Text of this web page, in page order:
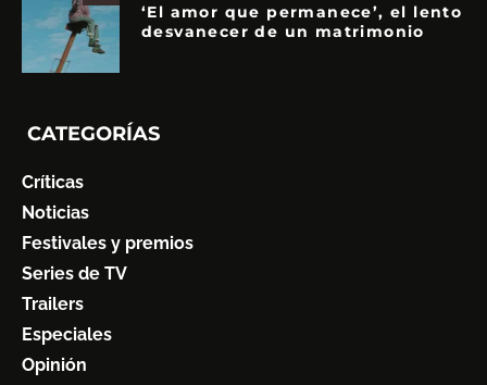
‘El amor que permanece’, el lento
desvanecer de un matrimonio
CATEGORÍAS
Críticas
Noticias
Festivales y premios
Series de TV
Trailers
Especiales
Opinión